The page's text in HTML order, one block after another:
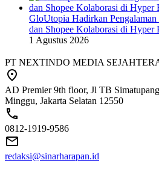
GloUtopia Hadirkan
dan Shopee Kolaborasi di Hyper
1 Agustus 2026
PT NEXTINDO MEDIA
AD Premier 9th floor, Jl TB
Minggu, Jakarta Selatan 12550
0812-1919-9586
redaksi@sinarharapan.id